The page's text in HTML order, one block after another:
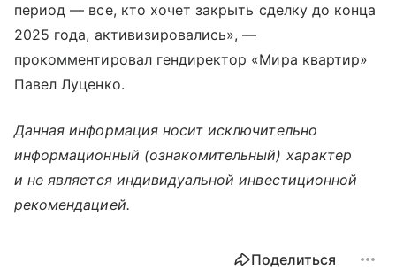
период — все, кто хочет закрыть сделку до конца
2025 года, активизировались», —
прокомментировал гендиректор «Мира квартир»
Павел Луценко.
Данная информация носит исключительно
информационный (ознакомительный) характер
и не является индивидуальной инвестиционной
рекомендацией.
Поделиться